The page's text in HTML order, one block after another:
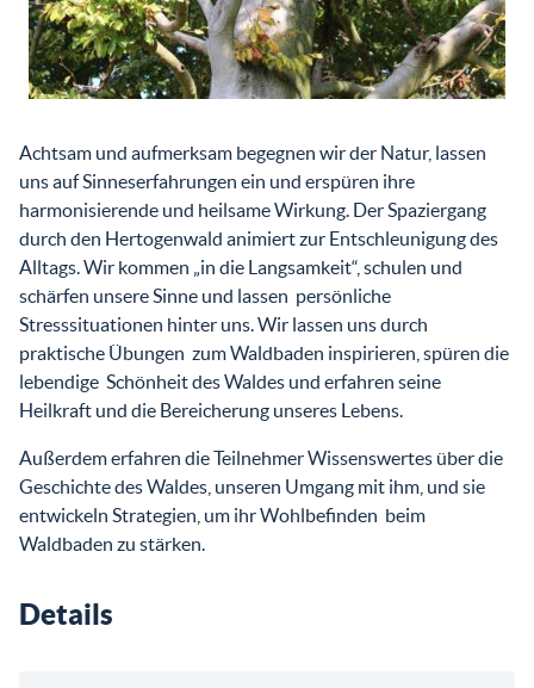
Achtsam und aufmerksam begegnen wir der Natur, lassen
uns auf Sinneserfahrungen ein und erspüren ihre
harmonisierende und heilsame Wirkung. Der Spaziergang
durch den Hertogenwald animiert zur Entschleunigung des
Alltags. Wir kommen „in die Langsamkeit“, schulen und
schärfen unsere Sinne und lassen persönliche
Stresssituationen hinter uns. Wir lassen uns durch
praktische Übungen zum Waldbaden inspirieren, spüren die
lebendige Schönheit des Waldes und erfahren seine
Heilkraft und die Bereicherung unseres Lebens.
Außerdem erfahren die Teilnehmer Wissenswertes über die
Geschichte des Waldes, unseren Umgang mit ihm, und sie
entwickeln Strategien, um ihr Wohlbefinden beim
Waldbaden zu stärken.
Details